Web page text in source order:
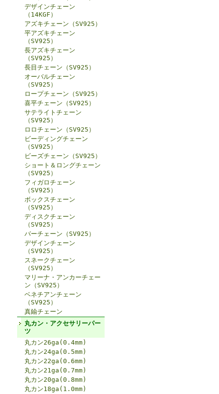
デザインチェーン
（14KGF）
アズキチェーン（SV925）
平アズキチェーン
（SV925）
長アズキチェーン
（SV925）
長目チェーン（SV925）
オーバルチェーン
（SV925）
ロープチェーン（SV925）
喜平チェーン（SV925）
サテライトチェーン
（SV925）
ロロチェーン（SV925）
ビーディングチェーン
（SV925）
ビーズチェーン（SV925）
ショート＆ロングチェーン
（SV925）
フィガロチェーン
（SV925）
ボックスチェーン
（SV925）
ディスクチェーン
（SV925）
バーチェーン（SV925）
デザインチェーン
（SV925）
スネークチェーン
（SV925）
マリーナ・アンカーチェー
ン（SV925）
ベネチアンチェーン
（SV925）
真鍮チェーン
丸カン・アクセサリーパー
ツ
丸カン26ga(0.4mm)
丸カン24ga(0.5mm)
丸カン22ga(0.6mm)
丸カン21ga(0.7mm)
丸カン20ga(0.8mm)
丸カン18ga(1.0mm)